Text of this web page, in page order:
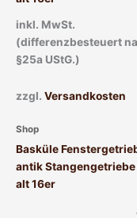
inkl. MwSt.
(differenzbesteuert
§25a UStG.)
zzgl. Versandkosten
Shop
Basküle
antik Stangengetriebe
alt 16er